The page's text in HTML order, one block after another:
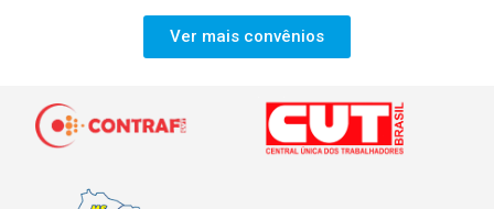
Ver mais convênios